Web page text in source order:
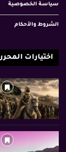
سياسة الخصوصية
الشروط والأحكام
اختيارات